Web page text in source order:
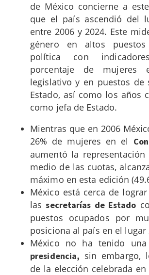
de México concierne a
que el país ascendió del
entre 2006 y 2024. Este
género en altos
política con
porcentaje de mujeres
legislativo y en puestos de
Estado, así como los años
como jefa de Estado.
Mientras que en 2006
26% de mujeres en el
aumentó la
medio de las cuotas,
máximo en esta edición
México está cerca de
lassecretarías de Estado
puestos ocupados por
posiciona al país en el lugar
México no ha tenido
presidencia, sin embargo,
de la elección celebrada